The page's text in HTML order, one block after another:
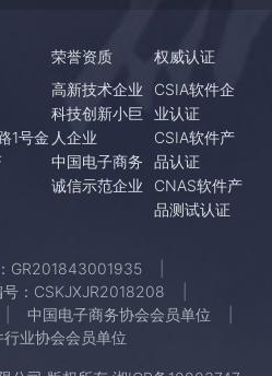
1号金
荣誉资质
高新技术企业
科技创新小巨
人企业
中国电子商务
诚信示范企业
权威认证
CSIA软件企
业认证
CSIA软件产
品认证
CNAS软件产
品测试认证
GR201843001935
：CSKJXJR2018208
中国电子商务协会会员单位
业协会会员单位